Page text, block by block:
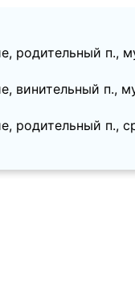
родительный п.,
винительный п.,
родительный п.,